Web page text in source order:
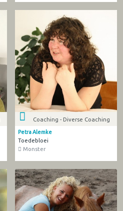
Coaching - Diverse Coaching
Petra Alemke
Toedebloei
Monster